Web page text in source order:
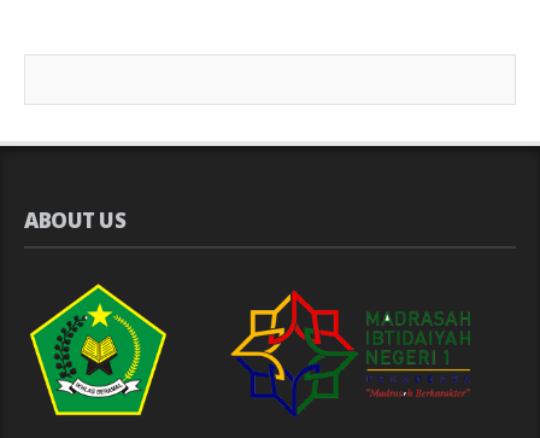
ABOUT US